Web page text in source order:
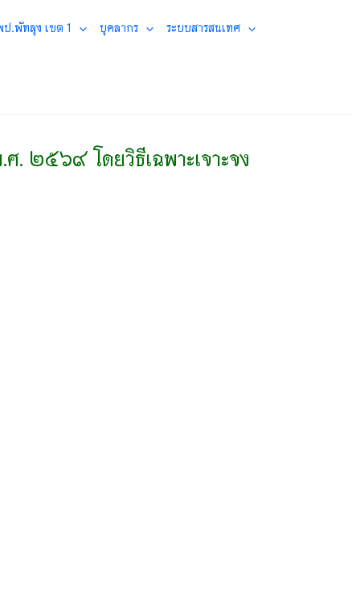
.พัทลุง เขต 1 บุคลากร ระบบสารสนเทศ
. ๒๕๖๙ โดยวิธีเฉพาะเจาะจง